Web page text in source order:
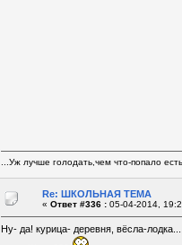
...Уж лучше голодать,чем что-попало
Re: ШКОЛЬНАЯ ТЕМА
« Ответ #336 : 05-04-2014,
Ну- да! курица- деревня, вёсла-